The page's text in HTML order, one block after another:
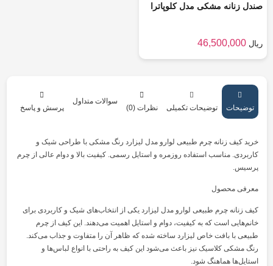
صندل زنانه مشکی مدل کلوپاترا
46,500,000 ریال
توضیحات توضیحات تکمیلی نظرات (0)
سوالات متداول
پرسش و پاسخ
خرید کیف زنانه چرم طبیعی لوارو مدل لیزارد رنگ مشکی با طراحی شیک و
کاربردی. مناسب استفاده روزمره و استایل رسمی. کیفیت بالا و دوام عالی از چرم
پرسیس.
معرفی محصول
کیف زنانه چرم طبیعی لوارو مدل لیزارد یکی از انتخاب‌های شیک و کاربردی برای
خانم‌هایی است که به کیفیت، دوام و استایل اهمیت می‌دهند. این کیف از چرم
طبیعی با بافت خاص لیزارد ساخته شده که ظاهر آن را متفاوت و جذاب می‌کند.
رنگ مشکی کلاسیک نیز باعث می‌شود این کیف به راحتی با انواع لباس‌ها و
استایل‌ها هماهنگ شود.